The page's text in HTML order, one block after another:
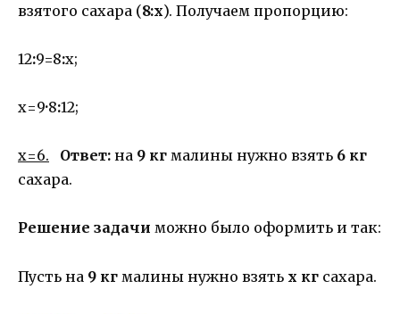
взятого сахара (8:х). Получаем пропорцию:
12:9=8:х;
х=9·8:12;
х=6. Ответ: на 9 кг малины нужно взять 6 кг
сахара.
Решение задачи можно было оформить и так:
Пусть на 9 кг малины нужно взять х кг сахара.